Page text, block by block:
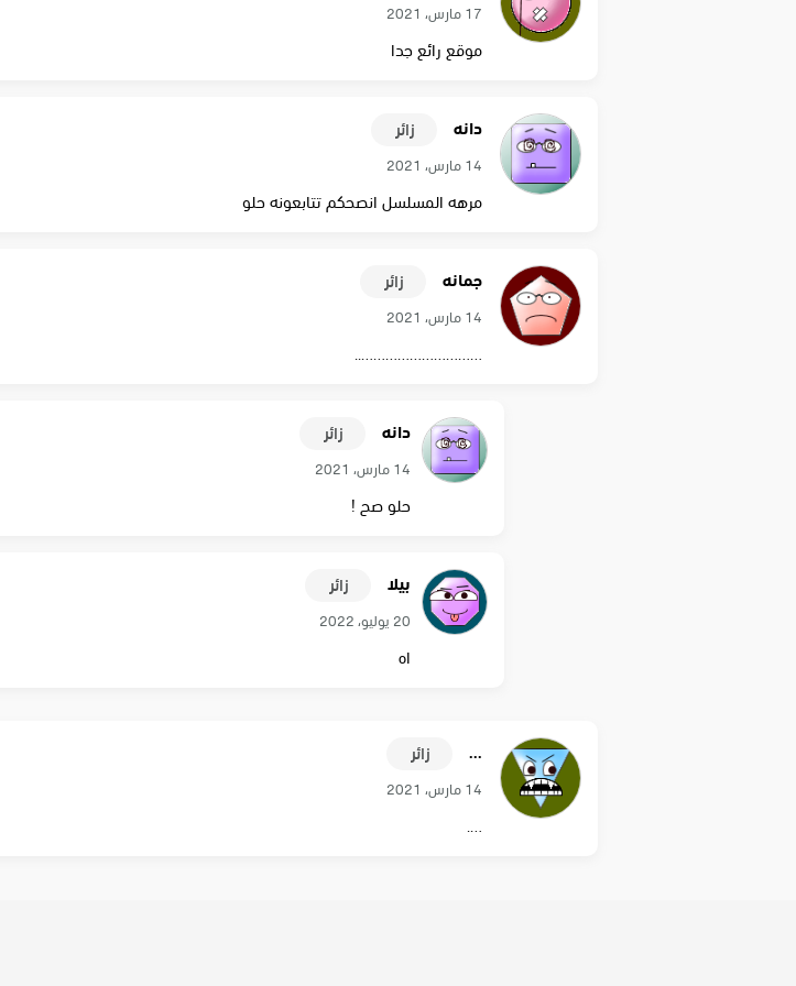
17 مارس، 2021
موقع رائع جدا
دانه زائر
14 مارس، 2021
مرهه المسلسل انصحكم تتابعونه حلو
جمانه زائر
14 مارس، 2021
…………………………..
دانه زائر
14 مارس، 2021
حلو صح !
بيلا زائر
20 يوليو، 2022
اه
... زائر
14 مارس، 2021
….